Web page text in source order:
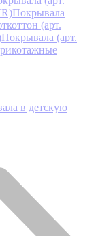
Покрывала
(арт.
Покрывала (арт.
в детскую